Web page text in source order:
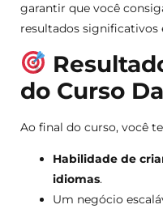
garantir que você
resultados significativos
do Curso
Ao final do curso, você
Habilidade de
idiomas.
Um negócio